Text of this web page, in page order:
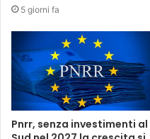
5 giorni fa
Pnrr, senza investimenti al